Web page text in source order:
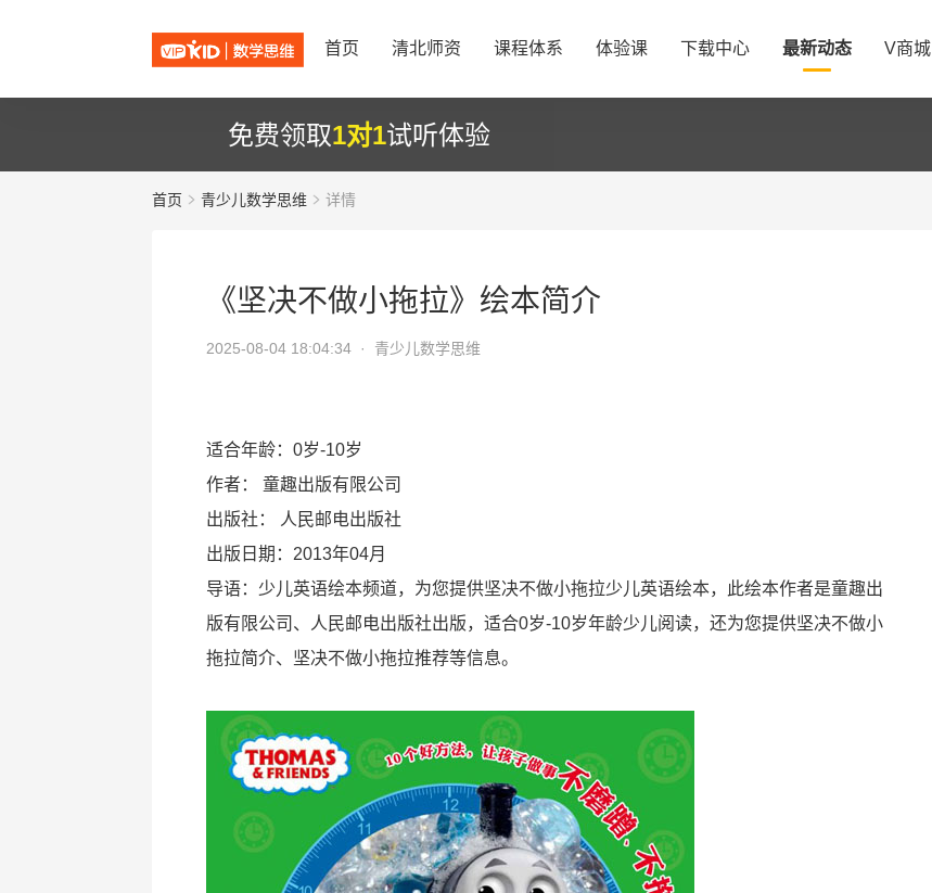
首页 清北师资 课程体系 体验课 下载中心 最新动态 V商城
免费领取1对1试听体验
首页 青少儿数学思维 详情
《坚决不做小拖拉》绘本简介
2025-08-04 18:04:34 · 青少儿数学思维
适合年龄：0岁-10岁
作者：
童趣出版有限公司
出版社：
人民邮电出版社
出版日期：2013年04月
导语：少儿英语绘本频道，为您提供坚决不做小拖拉少儿英语绘本，此绘本作者是童趣出
版有限公司、人民邮电出版社出版，适合0岁-10岁年龄少儿阅读，还为您提供坚决不做小
拖拉简介、坚决不做小拖拉推荐等信息。